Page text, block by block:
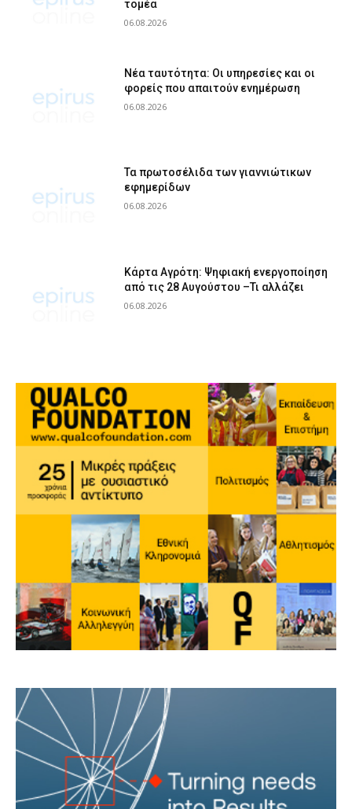
τομέα
06.08.2026
Νέα ταυτότητα: Οι υπηρεσίες και οι
φορείς που απαιτούν ενημέρωση
06.08.2026
Τα πρωτοσέλιδα των γιαννιώτικων
εφημερίδων
06.08.2026
Κάρτα Αγρότη: Ψηφιακή ενεργοποίηση
από τις 28 Αυγούστου –Τι αλλάζει
06.08.2026